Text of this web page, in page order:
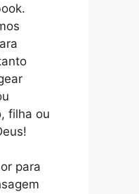
filha ou
para